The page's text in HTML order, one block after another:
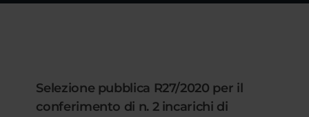
Selezione pubblica R27/2020 per il
conferimento di n. 2 incarichi di